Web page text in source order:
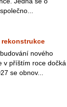
rekonstrukce
nového
v příštím roce dočká
se obnov...